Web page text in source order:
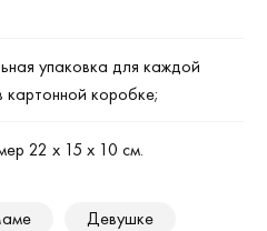
упаковка для каждой
картонной коробке;
22 х 15 х 10 см.
Девушке